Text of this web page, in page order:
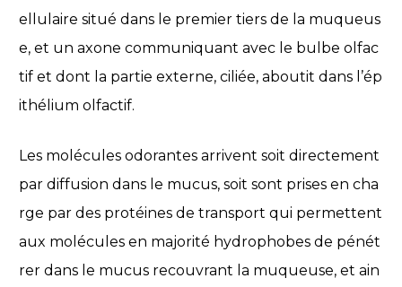
ellulaire situé dans le premier tiers de la muqueus
e, et un axone communiquant avec le bulbe olfac
tif et dont la partie externe, ciliée, aboutit dans l’ép
ithélium olfactif.
Les molécules odorantes arrivent soit directement
par diffusion dans le mucus, soit sont prises en cha
rge par des protéines de transport qui permettent
aux molécules en majorité hydrophobes de pénét
rer dans le mucus recouvrant la muqueuse, et ain